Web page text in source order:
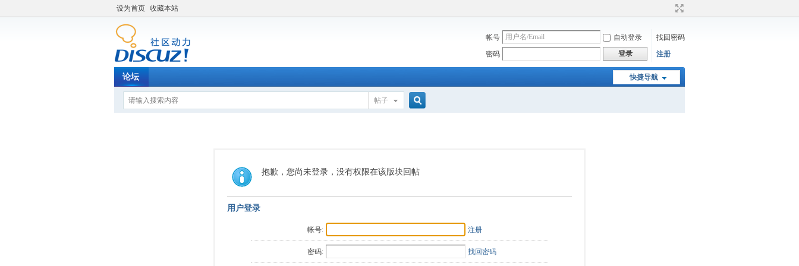
设为首页 收藏本站
帐号 自动登录
找回密码
密码
登录 注册
快捷导航
论坛
帖子
索
抱歉，您尚未登录，没有权限在该版块回帖
用户登录
帐号: 注册
密码: 找回密码